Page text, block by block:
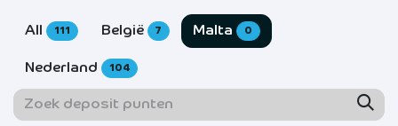
All 111 België 7 Malta 0
Nederland 104